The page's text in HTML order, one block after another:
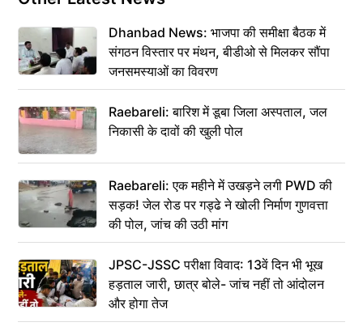
Dhanbad News: भाजपा की समीक्षा बैठक में
संगठन विस्तार पर मंथन, बीडीओ से मिलकर सौंपा
जनसमस्याओं का विवरण
Raebareli: बारिश में डूबा जिला अस्पताल, जल
निकासी के दावों की खुली पोल
Raebareli: एक महीने में उखड़ने लगी PWD की
सड़क! जेल रोड पर गड्ढे ने खोली निर्माण गुणवत्ता
की पोल, जांच की उठी मांग
JPSC-JSSC परीक्षा विवाद: 13वें दिन भी भूख
हड़ताल जारी, छात्र बोले- जांच नहीं तो आंदोलन
और होगा तेज